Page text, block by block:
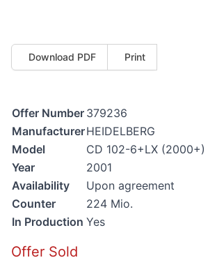
Download PDF Print
Offer Number 379236
ManufacturerHEIDELBERG
Model
CD 102-6+LX (2000+)
Year
2001
Availability
Upon agreement
Counter
224 Mio.
In Production Yes
Offer Sold